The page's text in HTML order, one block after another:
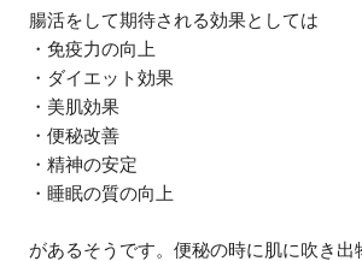
腸活をして期待される効果としては
・免疫力の向上
・ダイエット効果
・美肌効果
・便秘改善
・精神の安定
・睡眠の質の向上
があるそうです。便秘の時に肌に吹き